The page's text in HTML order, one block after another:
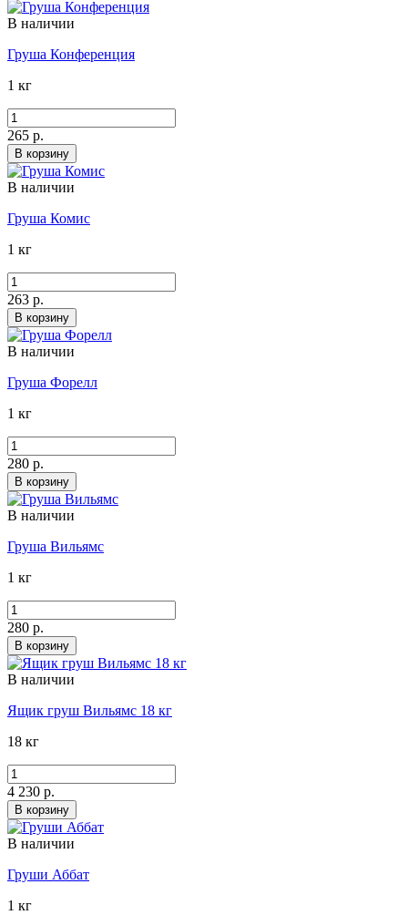
В наличии
Груша Конференция
1 кг
265 р.
В корзину
В наличии
Груша Комис
1 кг
263 р.
В корзину
В наличии
Груша Форелл
1 кг
280 р.
В корзину
В наличии
Груша Вильямс
1 кг
280 р.
В корзину
В наличии
Ящик груш Вильямс 18 кг
18 кг
4 230 р.
В корзину
В наличии
Груши Аббат
1 кг